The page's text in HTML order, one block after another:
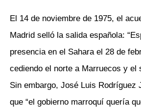
El 14 de noviembre de 1975, el
Madrid selló la salida española:
presencia en el Sahara el 28 de
cediendo el norte a Marruecos y el
Sin embargo, José Luis Rodríguez
que “el gobierno marroquí quería